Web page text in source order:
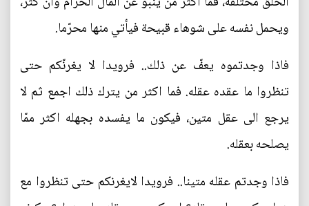
ويحمل نفسه على شوهاء قبيحة فيأتي منها محرّما.
فاذا وجدتموه يعفّ عن ذلك.. فرويدا لا يغرنّكم حتى
تنظروا ما عقده عقله. فما اكثر من يترك ذلك اجمع ثم لا
يرجع الى عقل متين، فيكون ما يفسده بجهله اكثر ممّا
يصلحه بعقله.
فاذا وجدتم عقله متينا.. فرويدا لايغرنكم حتى تنظروا مع